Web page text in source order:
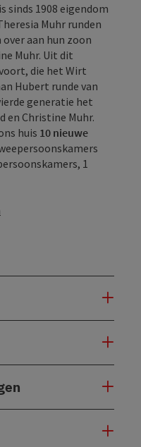
sinds 1908 eigendom
Muhr runden
aan hun zoon
Muhr. Uit dit
die het Wirt
Hubert runde van
generatie het
en Christine Muhr.
huis 10 nieuwe
1